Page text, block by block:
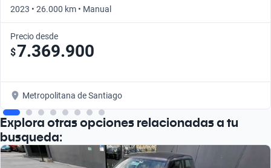
2023 • 26.000 km • Manual
Precio desde
$7.369.900
Metropolitana de Santiago
Explora otras opciones relacionadas a tu
busqueda: